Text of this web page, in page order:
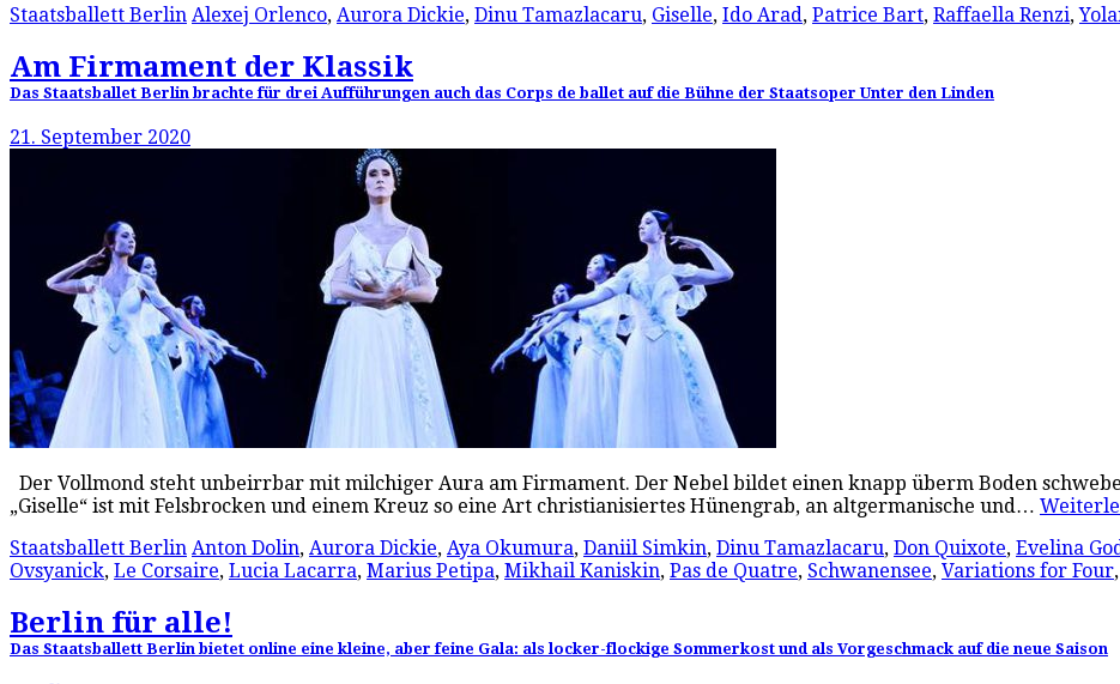
Staatsballett Berlin Alexej Orlenco, Aurora Dickie, Dinu Tamazlacaru, Giselle, Ido Arad, Patrice Bart, Raffaella Renzi,
Am Firmament der Klassik
Das Staatsballet Berlin brachte für drei Aufführungen auch das Corps de ballet auf die Bühne der Staatsoper Unter den Linden
21. September 2020
Der Vollmond steht unbeirrbar mit milchiger Aura am Firmament. Der Nebel bildet einen knapp überm Boden
„Giselle“ ist mit Felsbrocken und einem Kreuz so eine Art christianisiertes Hünengrab, an altgermanische und…
Staatsballett Berlin Anton Dolin, Aurora Dickie, Aya Okumura, Daniil Simkin, Dinu Tamazlacaru, Don Quixote, Evelina
Ovsyanick, Le Corsaire, Lucia Lacarra, Marius Petipa, Mikhail Kaniskin, Pas de Quatre, Schwanensee, Variations for Four,
Berlin für alle!
Das Staatsballett Berlin bietet online eine kleine, aber feine Gala: als locker-flockige Sommerkost und als Vorgeschmack auf die neue Saison